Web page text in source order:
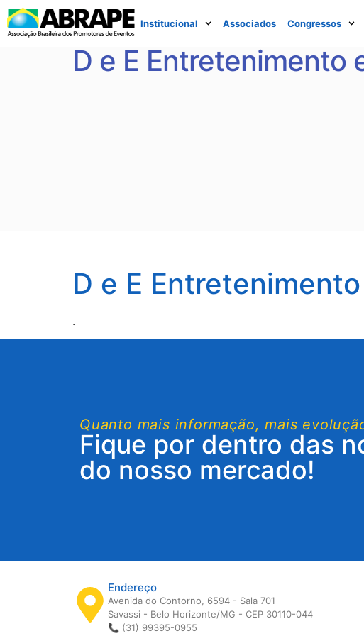
Institucional Associados Congressos
D e E Entretenimento
D e E
.
Quanto mais informação, mais
Fique por dentro das
do nosso mercado!
Endereço
Avenida do Contorno, 6594 - Sala 701
Savassi - Belo Horizonte/MG - CEP 30110-044
📞 (31) 99395-0955